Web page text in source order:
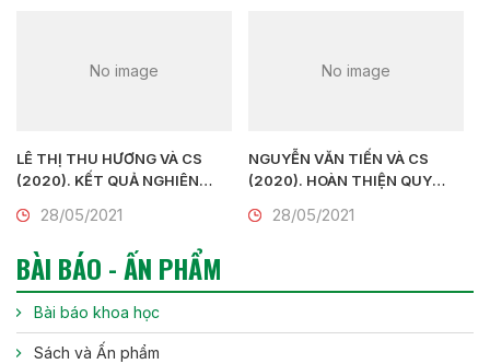
No image
LÊ THỊ THU HƯƠNG VÀ CS
(2020). KẾT QUẢ NGHIÊN
GIỐNG HOA LAN VŨ NỮ
28/05/2021
No image
NGUYỄN VĂN TIẾN VÀ CS
(2020). HOÀN THIỆN QUY
THANH NGỌC (Cymbidium
TẾ BÀO
28/05/2021
BÀI BÁO - ẤN PHẨM
Bài báo khoa học
Sách và Ấn phẩm